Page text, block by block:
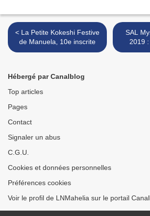
< La Petite Kokeshi Festive
de Manuela, 10e inscrite
SAL
2019
Hébergé par Canalblog
Top articles
Pages
Contact
Signaler un abus
C.G.U.
Cookies et données personnelles
Préférences cookies
Voir le profil de LNMahelia sur le portail